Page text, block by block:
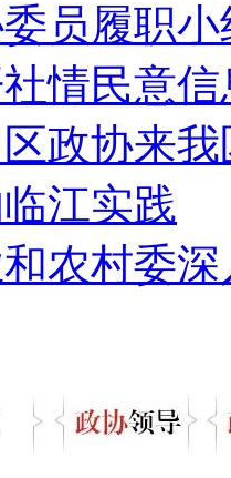
员履职
情民意
政协来
江实践
农村委